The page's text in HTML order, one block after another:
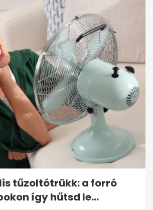
tűzoltótrükk: a forró
így hűtsd le...